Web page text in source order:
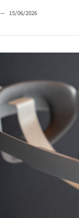
— 15/06/2026